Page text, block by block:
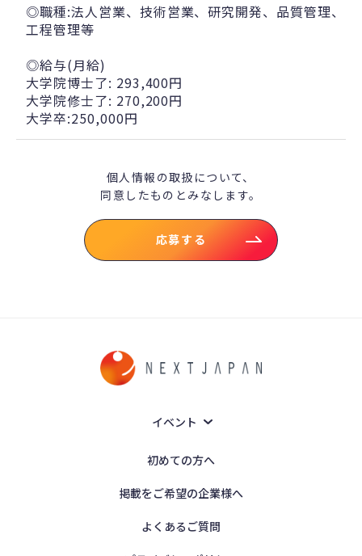
◎職種:法人営業、技術営業、研究開発、品質管理、
工程管理等
◎給与(月給)
大学院博士了: 293,400円
大学院修士了: 270,200円
大学卒:250,000円
個人情報の取扱について、
同意したものとみなします。
応募する
イベント
初めての方へ
掲載をご希望の企業様へ
よくあるご質問